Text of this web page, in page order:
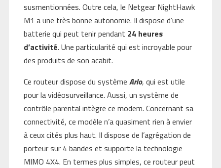
susmentionnées. Outre cela, le Netgear NightHawk
M1 a une très bonne autonomie. Il dispose d’une
batterie qui peut tenir pendant 24 heures
d’activité. Une particularité qui est incroyable pour
des produits de son acabit.
Ce routeur dispose du système Arlo, qui est utile
pour la vidéosurveillance. Aussi, un système de
contrôle parental intègre ce modem. Concernant sa
connectivité, ce modèle n’a quasiment rien à envier
à ceux cités plus haut. Il dispose de l’agrégation de
porteur sur 4 bandes et supporte la technologie
MIMO 4X4. En termes plus simples, ce routeur peut